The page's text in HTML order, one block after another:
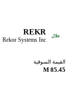
حلال REKR
Rekor Systems Inc
القيمة السوقية
85.45 M